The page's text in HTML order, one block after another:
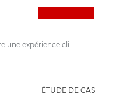
L'UWV offre une expérience client multicanale exceptionnelle à grande échelle
ÉTUDE DE CAS